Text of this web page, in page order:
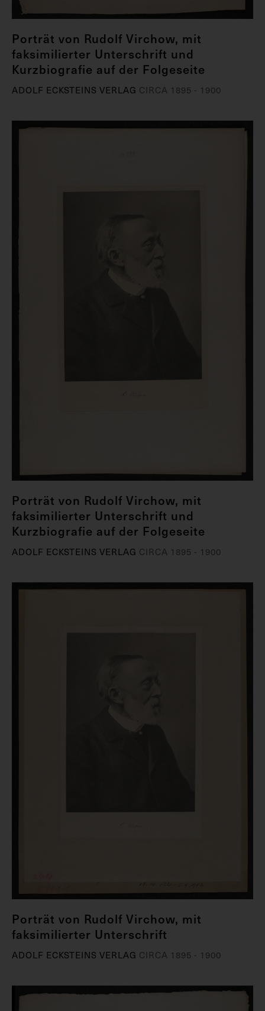
Porträt von Rudolf Virchow, mit
faksimilierter Unterschrift und
Kurzbiografie auf der Folgeseite
ADOLF ECKSTEINS VERLAG CIRCA 1895 - 1900
Porträt von Rudolf Virchow, mit
faksimilierter Unterschrift und
Kurzbiografie auf der Folgeseite
ADOLF ECKSTEINS VERLAG CIRCA 1895 - 1900
Porträt von Rudolf Virchow, mit
faksimilierter Unterschrift
ADOLF ECKSTEINS VERLAG CIRCA 1895 - 1900